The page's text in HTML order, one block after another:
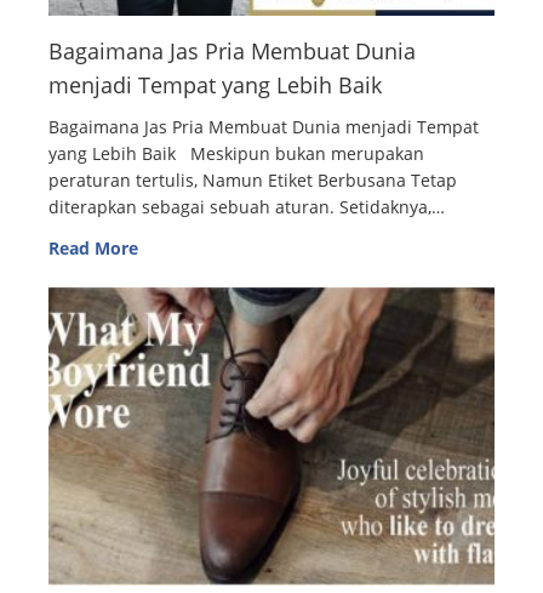
Bagaimana Jas Pria Membuat Dunia
menjadi Tempat yang Lebih Baik
Bagaimana Jas Pria Membuat Dunia menjadi Tempat
yang Lebih Baik Meskipun bukan merupakan
peraturan tertulis, Namun Etiket Berbusana Tetap
diterapkan sebagai sebuah aturan. Setidaknya,…
Read More